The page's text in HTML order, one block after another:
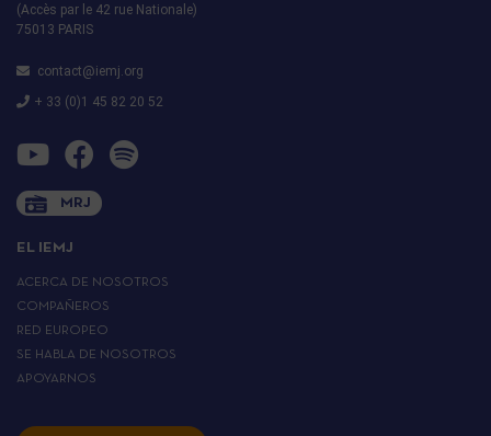
(Accès par le 42 rue Nationale)
75013 PARIS
contact@iemj.org
+ 33 (0)1 45 82 20 52
MRJ
EL IEMJ
ACERCA DE NOSOTROS
COMPAÑEROS
RED EUROPEO
SE HABLA DE NOSOTROS
APOYARNOS